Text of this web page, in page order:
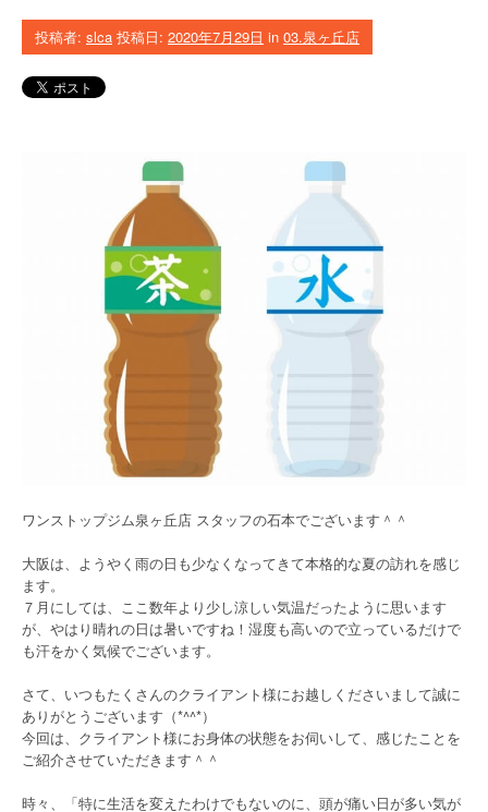
投稿者: slca 投稿日: 2020年7月29日 in 03.泉ヶ丘店
ワンストップジム泉ヶ丘店 スタッフの石本でございます＾＾
大阪は、ようやく雨の日も少なくなってきて本格的な夏の訪れを感じ
ます。
７月にしては、ここ数年より少し涼しい気温だったように思います
が、やはり晴れの日は暑いですね！湿度も高いので立っているだけで
も汗をかく気候でございます。
さて、いつもたくさんのクライアント様にお越しくださいまして誠に
ありがとうございます（*^^*）
今回は、クライアント様にお身体の状態をお伺いして、感じたことを
ご紹介させていただきます＾＾
時々、「特に生活を変えたわけでもないのに、頭が痛い日が多い気が